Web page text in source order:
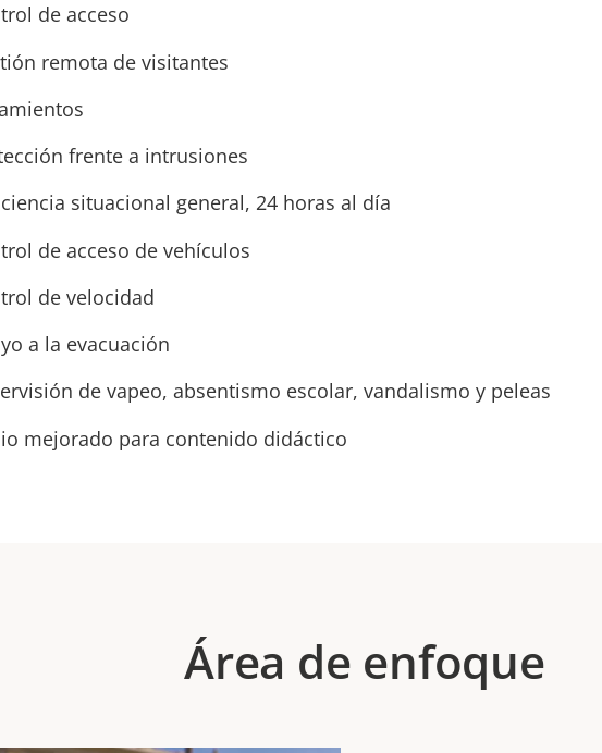
de acceso
remota de visitantes
frente a intrusiones
situacional general, 24 horas al día
de acceso de vehículos
de velocidad
a la evacuación
de vapeo, absentismo escolar, vandalismo y peleas
mejorado para contenido didáctico
Área de enfoque